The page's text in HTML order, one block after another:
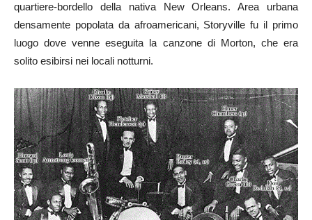
quartiere-bordello della nativa New Orleans. Area urbana
densamente popolata da afroamericani, Storyville fu il primo
luogo dove venne eseguita la canzone di Morton, che era
solito esibirsi nei locali notturni.